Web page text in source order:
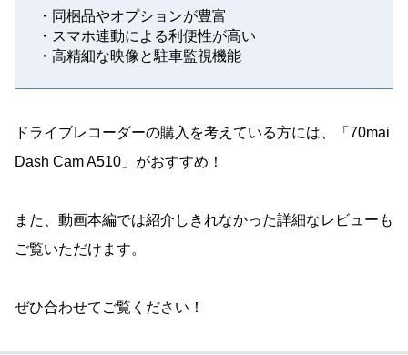
・同梱品やオプションが豊富
・スマホ連動による利便性が高い
・高精細な映像と駐車監視機能
ドライブレコーダーの購入を考えている方には、「70mai
Dash Cam A510」がおすすめ！
また、動画本編では紹介しきれなかった詳細なレビューも
ご覧いただけます。
ぜひ合わせてご覧ください！